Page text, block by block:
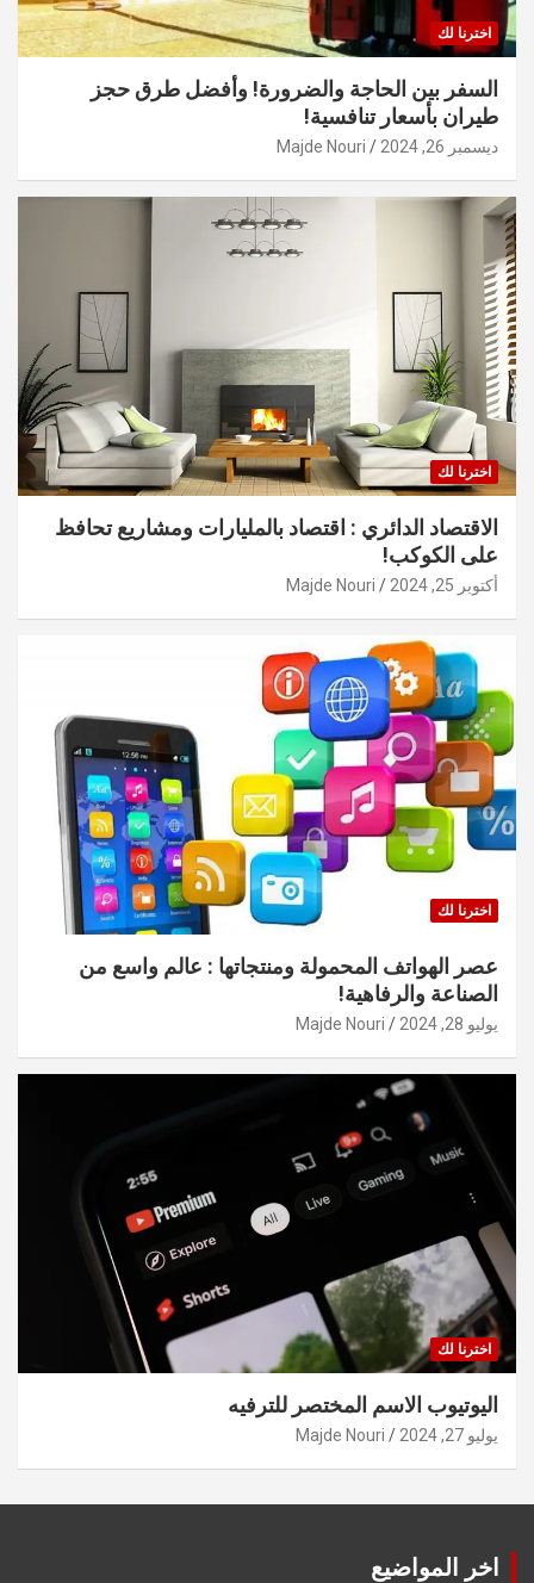
اخترنا لك
السفر بين الحاجة والضرورة! وأفضل طرق حجز
طيران بأسعار تنافسية!
ديسمبر 26, 2024 Majde Nouri
اخترنا لك
الاقتصاد الدائري : اقتصاد بالمليارات ومشاريع تحافظ
على الكوكب!
أكتوبر 25, 2024 Majde Nouri
اخترنا لك
عصر الهواتف المحمولة ومنتجاتها : عالم واسع من
الصناعة والرفاهية!
يوليو 28, 2024 Majde Nouri
اخترنا لك
اليوتيوب الاسم المختصر للترفيه
يوليو 27, 2024 Majde Nouri
اخر المواضيع